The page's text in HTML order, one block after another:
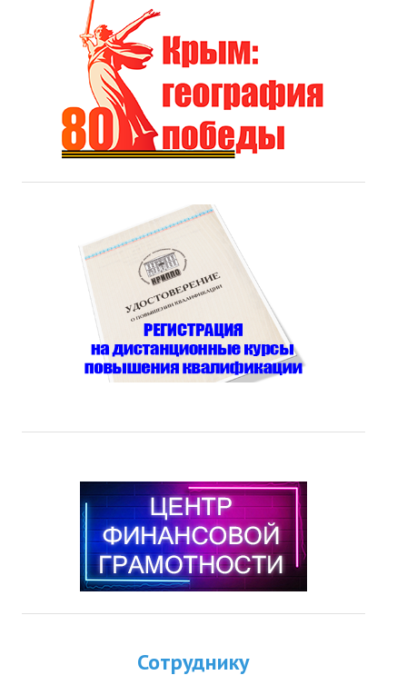
Сотруднику